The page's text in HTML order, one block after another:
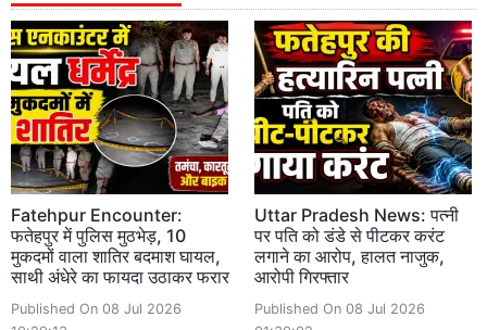
Fatehpur Encounter:
फतेहपुर में पुलिस मुठभेड़, 10
मुकदमों वाला शातिर बदमाश घायल,
साथी अंधेरे का फायदा उठाकर फरार
Published On 08 Jul 2026
Uttar Pradesh News: पत्नी
पर पति को डंडे से पीटकर करंट
लगाने का आरोप, हालत नाजुक,
आरोपी गिरफ्तार
Published On 08 Jul 2026